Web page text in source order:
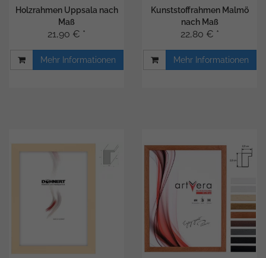
Holzrahmen Uppsala nach
Maß
21,90 € *
Mehr Informationen
Kunststoffrahmen Malmö
nach Maß
22,80 € *
Mehr Informationen